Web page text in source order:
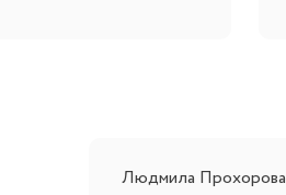
Людмила Прохорова